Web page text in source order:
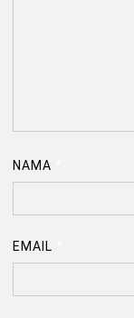
NAMA
EMAIL